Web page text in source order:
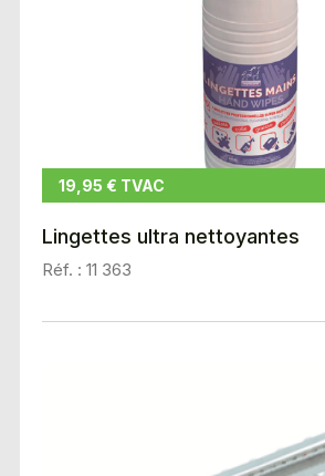
19,95 € TVAC
Lingettes ultra nettoyantes
Réf. : 11 363